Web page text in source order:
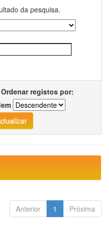
da pesquisa.
Ordenar registos por:
Anterior 1 Próxima